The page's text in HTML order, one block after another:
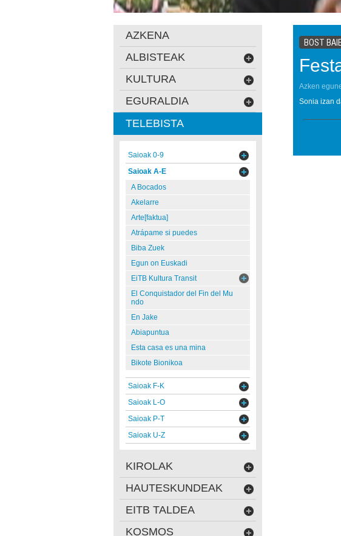
BOST
Azken
Sonia izan
AZKENA
ALBISTEAK
KULTURA
EGURALDIA
TELEBISTA
Saioak 0-9
Saioak A-E
A Bocados
Akelarre
Arte[faktua]
Atrápame si puedes
Biba Zuek
Egun on Euskadi
EiTB Kultura Transit
El Conquistador del Fin del Mu
ndo
En Jake
Abiapuntua
Esta casa es una mina
Bikote Bionikoa
Saioak F-K
Saioak L-O
Saioak P-T
Saioak U-Z
KIROLAK
HAUTESKUNDEAK
EITB TALDEA
KOSMOS